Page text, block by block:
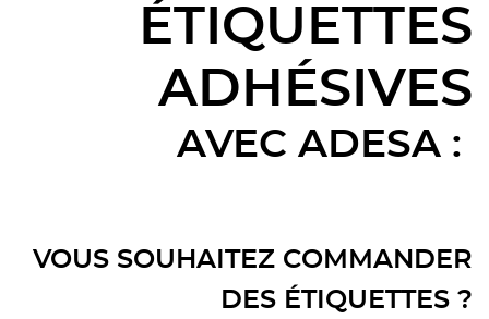
ÉTIQUETTES
ADHÉSIVES
AVEC ADESA :
VOUS SOUHAITEZ COMMANDER
DES ÉTIQUETTES ?